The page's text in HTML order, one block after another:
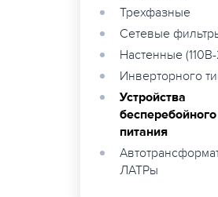
Трехфазные
Сетевые
Настенные
Инверторного
Устройства
бесперебойного
питания
ЛАТРы